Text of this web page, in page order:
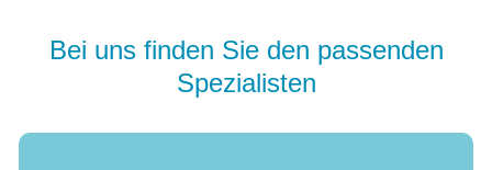
Bei uns finden Sie den passenden
Spezialisten